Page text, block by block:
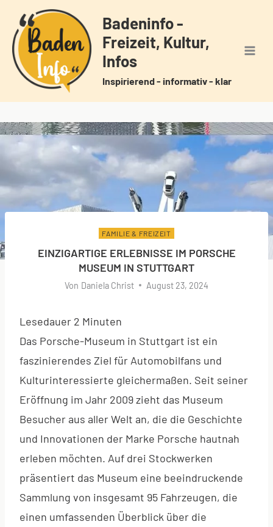
Inhalt
springen
Badeninfo -
Freizeit, Kultur,
Infos
Inspirierend - informativ - klar
FAMILIE & FREIZEIT
EINZIGARTIGE ERLEBNISSE IM PORSCHE
MUSEUM IN STUTTGART
Von Daniela Christ August 23, 2024
Lesedauer 2 Minuten
Das Porsche-Museum in Stuttgart ist ein
faszinierendes Ziel für Automobilfans und
Kulturinteressierte gleichermaßen. Seit seiner
Eröffnung im Jahr 2009 zieht das Museum
Besucher aus aller Welt an, die die Geschichte
und Innovationen der Marke Porsche hautnah
erleben möchten. Auf drei Stockwerken
präsentiert das Museum eine beeindruckende
Sammlung von insgesamt 95 Fahrzeugen, die
einen umfassenden Überblick über die